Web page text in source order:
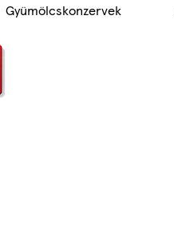
Gyümölcskonzervek